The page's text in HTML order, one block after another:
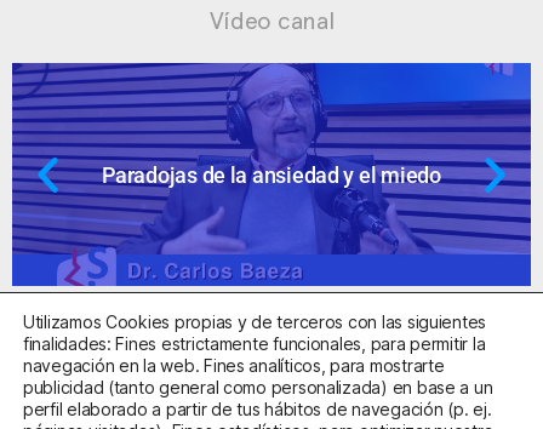
Vídeo canal
Paradojas de la ansiedad y el miedo
Centro Sanitario Autorizado con el código E08737002
Utilizamos Cookies propias y de terceros con las siguientes
finalidades: Fines estrictamente funcionales, para permitir la
navegación en la web. Fines analíticos, para mostrarte
publicidad (tanto general como personalizada) en base a un
perfil elaborado a partir de tus hábitos de navegación (p. ej.